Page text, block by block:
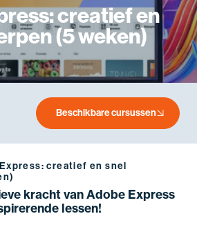
Beschikbare cursussen
creatief en
(5 weken)
creatief en snel
kracht van Adobe Express
lessen!